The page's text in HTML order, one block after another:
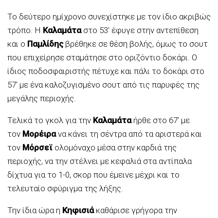
Το δεύτερο ημίχρονο συνεχίστηκε με τον ίδιο ακριβώς
τρόπο. Η Καλαμάταστο 53′ έφυγε στην αντεπίθεση
και ο Παμλίδηςβρέθηκε σε θέση βολής, όμως το σουτ
που επιχείρησε σταμάτησε στο οριζόντιο δοκάρι. Ο
ίδιος ποδοσφαιριστής πέτυχε και πάλι το δοκάρι στο
57′ με ένα καλοζυγισμένο σουτ από τις παρυφές της
μεγάλης περιοχής.
Τελικά το γκολ για την Καλαμάταήρθε στο 67′ με
τον Μορέιρανα κάνει τη σέντρα από τα αριστερά και
τον Μόρσεϊ ολομόναχο μέσα στην καρδιά της
περιοχής, να την στέλνει με κεφαλιά στα αντίπαλα
δίχτυα για το 1-0, σκορ που έμεινε μέχρι και το
τελευταίο σφύριγμα της λήξης.
Την ίδια ώρα η Κηφισιάκαθάρισε γρήγορα την